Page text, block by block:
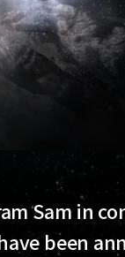
Sam in
been